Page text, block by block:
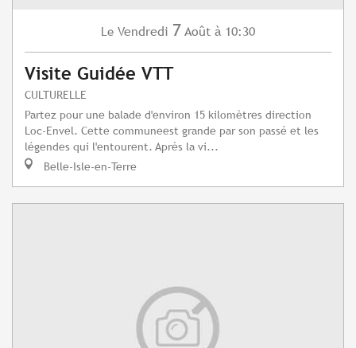
Le Vendredi 7 Août à 10:30
Visite Guidée VTT
CULTURELLE
Partez pour une balade d'environ 15 kilomètres direction
Loc-Envel. Cette communeest grande par son passé et les
légendes qui l'entourent. Après la vi...
Belle-Isle-en-Terre